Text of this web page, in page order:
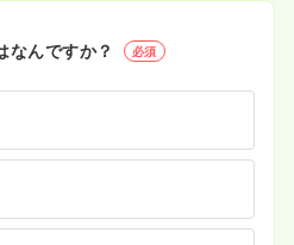
なんですか？ 必須